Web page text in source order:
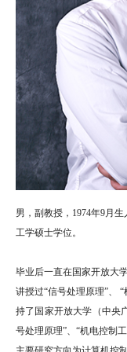
男，副教授，1974年9月
工学硕士学位。
毕业后一直在国家开放大
讲授过“信号处理原理”、
持了国家开放大学（中央
号处理原理”、“机电控制